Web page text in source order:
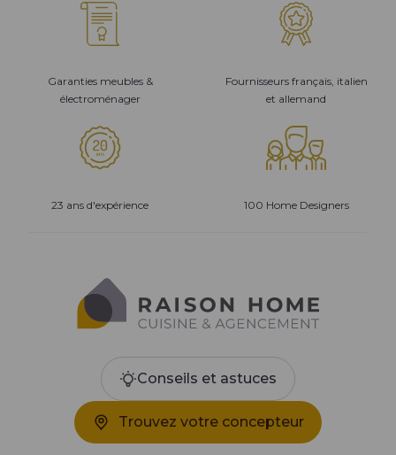
Garanties meubles &
électroménager
Fournisseurs français, italien
et allemand
23 ans d'expérience 100 Home Designers
Conseils et astuces
Trouvez votre concepteur